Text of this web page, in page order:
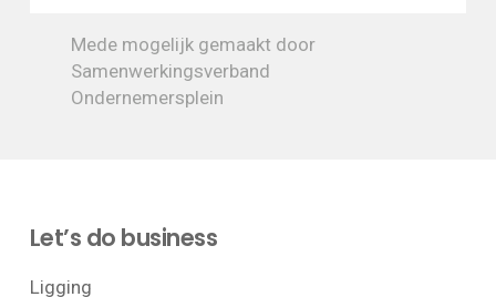
Mede mogelijk gemaakt door
Samenwerkingsverband
Ondernemersplein
Let’s do business
Ligging